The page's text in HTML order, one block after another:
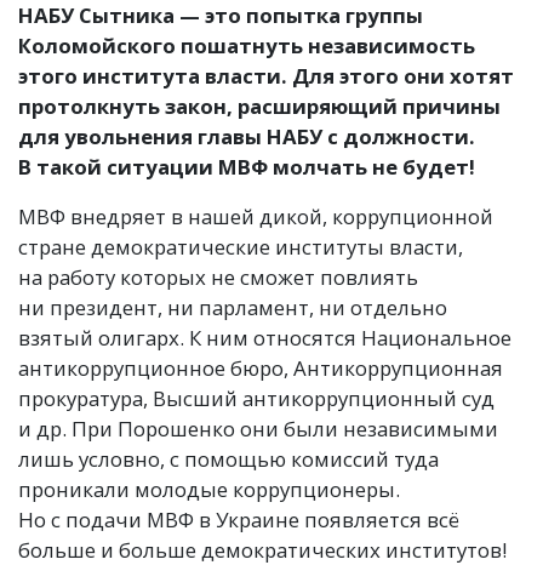
НАБУ Сытника — это попытка группы
Коломойского пошатнуть независимость
этого института власти. Для этого они хотят
протолкнуть закон, расширяющий причины
для увольнения главы НАБУ с должности.
В такой ситуации МВФ молчать не будет!
МВФ внедряет в нашей дикой, коррупционной
стране демократические институты власти,
на работу которых не сможет повлиять
ни президент, ни парламент, ни отдельно
взятый олигарх. К ним относятся Национальное
антикоррупционное бюро, Антикоррупционная
прокуратура, Высший антикоррупционный суд
и др. При Порошенко они были независимыми
лишь условно, с помощью комиссий туда
проникали молодые коррупционеры.
Но с подачи МВФ в Украине появляется всё
больше и больше демократических институтов!